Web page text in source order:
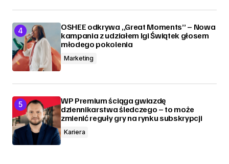
OSHEE odkrywa „Great Moments” – Nowa
kampania z udziałem Igi Świątek głosem
młodego pokolenia
Marketing
WP Premium ściąga gwiazdę
dziennikarstwa śledczego – to może
zmienić reguły gry na rynku subskrypcji
Kariera